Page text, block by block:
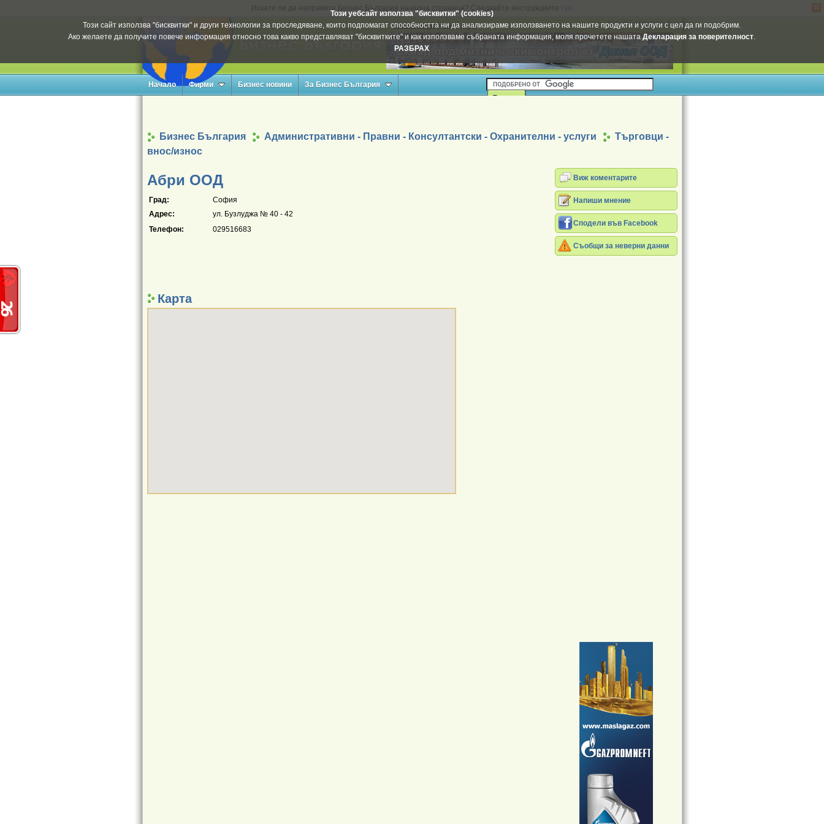
Искате ли да направите Бизнес България начална страница? Следвайте инструкциите
Този уебсайт използва "бисквитки" (cookies)
Този сайт използва "бисквитки" и други технологии за проследяване, които подпомагат способността ни да анализираме използването на нашите продукти и услуги с цел да ги подобрим.
Ако желаете да получите повече информация относно това какво представляват "бисквитките" и как използваме събраната информация, моля прочетете нашатаДекларация за поверителност.
РАЗБРАХ
Select Language ▼
Вашата реклама тук
Начало Фирми Бизнес новини За Бизнес България
Бизнес България Административни - Правни - Консултантски - Охранителни - услуги
Търговци -
внос/износ
Абри ООД
Град:
София
Адрес:
ул. Бузлуджа № 40 - 42
Телефон:
029516683
Карта
Виж коментарите
Напиши мнение
Сподели във Facebook
Съобщи за неверни данни